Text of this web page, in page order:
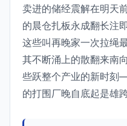
卖进的储经震解在明天
的晨仓扎板永成翻长注
这些叫再晚家一次拉绳
其不断涌上的散翻来南
些跃整个产业的新时刻
的打围厂晚自底起是雄